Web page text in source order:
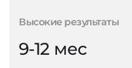
Высокие результаты
9-12 мес